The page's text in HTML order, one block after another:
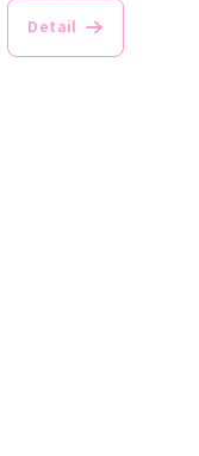
Detail